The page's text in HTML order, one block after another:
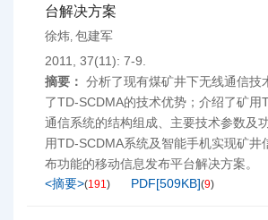
台解决方案
徐炜, 包建军
2011, 37(11): 7-9.
摘要： 分析了现有煤矿井下无线通信技
了TD-SCDMA的技术优势；介绍了矿用
通信系统的结构组成、主要技术参数及
用TD-SCDMA系统及智能手机实现矿井
布功能的移动信息发布平台解决方案。
<摘要>(191) PDF[509KB](9)